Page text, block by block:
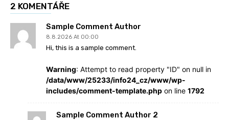
2 KOMENTÁŘE
Sample Comment Author
8.8.2026 At 00:00
Hi, this is a sample comment.
Warning: Attempt to read property "ID" on null in
/data/www/25233/info24_cz/www/wp-
includes/comment-template.php on line 1792
Sample Comment Author 2